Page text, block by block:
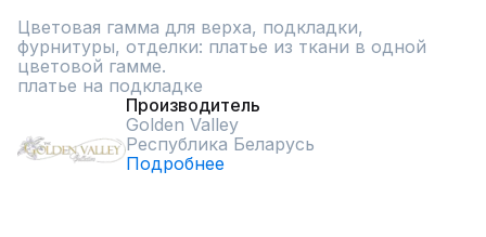
Цветовая гамма для верха, подкладки,
фурнитуры, отделки: платье из ткани в одной
цветовой гамме.
платье на подкладке
Производитель
Golden Valley
Республика Беларусь
Подробнее